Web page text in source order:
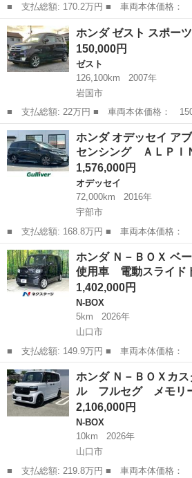
■ 支払総額: 170.2万円 ■ 車両本体価格： 1,650,000 円 ■ メーカ
ー名： ホンダ ■ 車種名： Ｎ－ＢＯＸカ
名： ベースグレード 純正８インチディス
ｐｌｅ Ｃａ...
山口 宇部市 N-BOX
ホンダ ゼスト スポー
150,000円
ゼスト
126,100km
2007年
岩国市
■ 支払総額: 22万円 ■ 車両本体価格： 150,000 円 ■ メーカー
名： ホンダ ■ 車種名： ゼスト ■ グレ
■ 排気量： 660cc ■ ドア枚数： 5D ■ ミ
山口 岩国市 ゼスト
ホンダ オデッセイ ア
センシング ＡＬＰＩ
1,576,000円
オデッセイ
72,000km
2016年
宇部市
■ 支払総額: 168.8万円 ■ 車両本体価格： 1,576,000 円 ■ メーカ
ー名： ホンダ ■ 車種名： オデッセイ ■
ルート・ＥＸホンダセンシング ＡＬＰＩ
ＩＮＥフ...
山口 宇部市 オデッセイ
ホンダ Ｎ－ＢＯＸ ベ
使用車 電動スライ
1,402,000円
N-BOX
5km
2026年
山口市
■ 支払総額: 149.9万円 ■ 車両本体価格： 1,402,000 円 ■ メーカ
ー名： ホンダ ■ 車種名： Ｎ－ＢＯＸ ■
グレード 届出済未使用車 電動スライド
ンダセン...
山口 山口市 N-BOX
ホンダ Ｎ－ＢＯＸカ
ル フルセグ メモリ
2,106,000円
N-BOX
10km
2026年
山口市
■ 支払総額: 219.8万円 ■ 車両本体価格： 2,106,000 円 ■ メーカ